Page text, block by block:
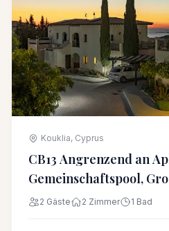
Kouklia, Cyprus
CB13 Angrenzend an
Gemeinschaftspool,
2 Gäste 2 Zimmer 1 Bad